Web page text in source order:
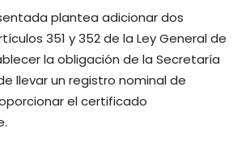
plantea adicionar dos
351 y 352 de la Ley General de
la obligación de la Secretaría
llevar un registro nominal de
el certificado